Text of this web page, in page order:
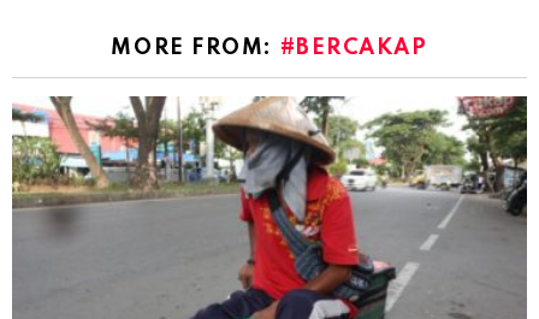
MORE FROM: #BERCAKAP